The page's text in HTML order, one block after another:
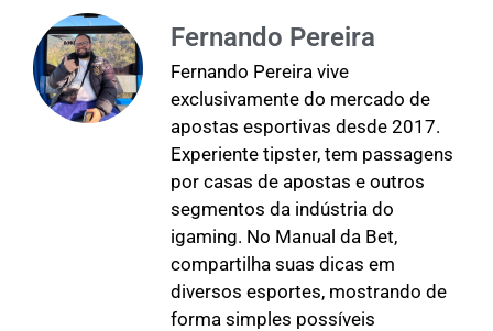
Fernando Pereira
Fernando Pereira vive
exclusivamente do mercado de
apostas esportivas desde 2017.
Experiente tipster, tem passagens
por casas de apostas e outros
segmentos da indústria do
igaming. No Manual da Bet,
compartilha suas dicas em
diversos esportes, mostrando de
forma simples possíveis